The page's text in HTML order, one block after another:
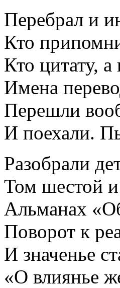
Перебрал и
Кто
Кто цитату, а
Имена
Перешли
И поехали.
Разобрали
Том шестой
Альманах
Поворот к
И значенье
«О влиянье